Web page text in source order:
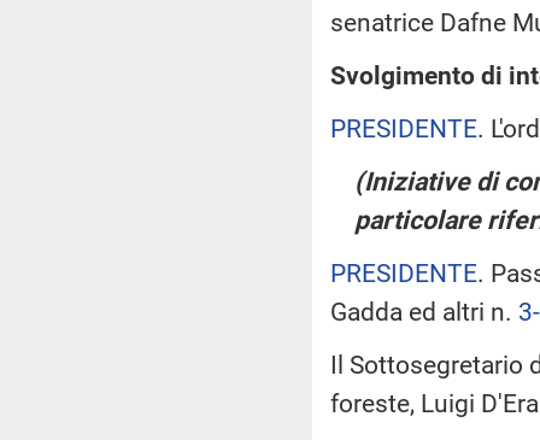
senatrice Dafne
Svolgimento di
PRESIDENTE.
(Iniziative di
particolare
PRESIDENTE.
Gadda ed altri n.
Il Sottosegretario
foreste, Luigi